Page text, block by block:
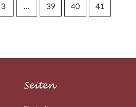
3 … 39 40 41
Seiten